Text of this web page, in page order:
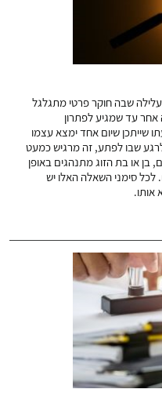
שבה חוקר פרטי מתגלגל
אחר עד שמגיע לפתרון
שייתכן שיום אחד ימצא עצמו
שבו לפתע, זה מרגיש כמעט
בן או בת הזוג מתנהגים באופן
סימני השאלה האלו יש
אותו.